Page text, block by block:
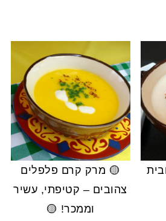
🟡 מרק קרם פלפלים
צהובים – קטיפתי, עשיר
וממכר! 🟡